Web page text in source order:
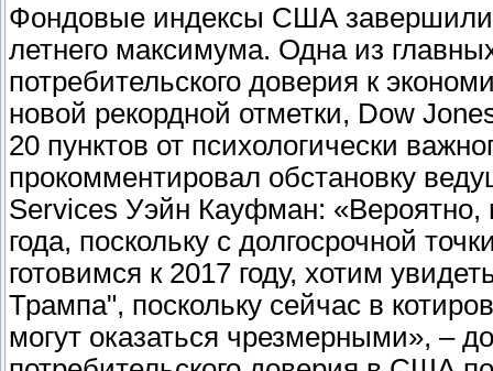
Фондовые индексы США завершили
летнего максимума. Одна из
потребительского доверия к
новой рекордной отметки, Dow
20 пунктов от психологически
прокомментировал обстановку
Services Уэйн Кауфман:
года, поскольку с долгосрочной
готовимся к 2017 году, хотим
Трампа", поскольку сейчас в
могут оказаться чрезмерными», –